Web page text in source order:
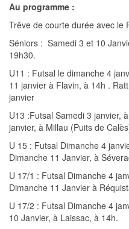
Au programme :
Trêve de courte durée avec le
Séniors : Samedi 3 et 10
19h30.
U11 : Futsal le dimanche 4
11 janvier à Flavin, à 14h .
janvier
U13 :Futsal Samedi 3 janvier,
janvier, à Millau (Puits de
U 15 : Futsal Dimanche 4
Dimanche 11 Janvier, à
U 17/1 : Futsal Dimanche 4
Dimanche 11 Janvier à
U 17/2 : Futsal Dimanche 4
10 Janvier, à Laissac, à 14h.